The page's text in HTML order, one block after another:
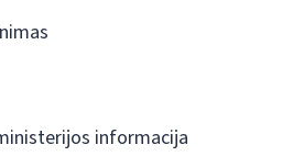
informacija